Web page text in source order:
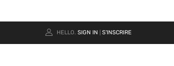
HELLO. SIGN IN S'INSCRIRE